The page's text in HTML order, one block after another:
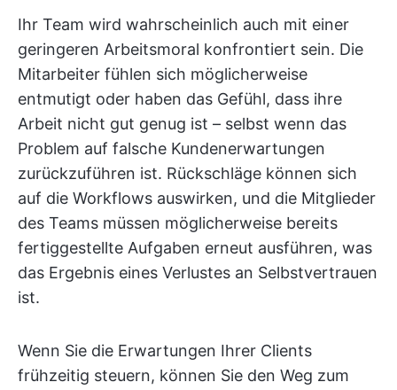
Ihr Team wird wahrscheinlich auch mit einer
geringeren Arbeitsmoral konfrontiert sein. Die
Mitarbeiter fühlen sich möglicherweise
entmutigt oder haben das Gefühl, dass ihre
Arbeit nicht gut genug ist – selbst wenn das
Problem auf falsche Kundenerwartungen
zurückzuführen ist. Rückschläge können sich
auf die Workflows auswirken, und die Mitglieder
des Teams müssen möglicherweise bereits
fertiggestellte Aufgaben erneut ausführen, was
das Ergebnis eines Verlustes an Selbstvertrauen
ist.
Wenn Sie die Erwartungen Ihrer Clients
frühzeitig steuern, können Sie den Weg zum